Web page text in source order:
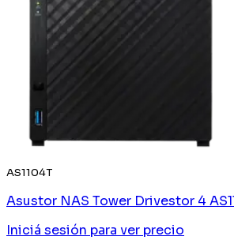
AS1104T
Asustor NAS Tower Drivestor 4
Iniciá sesión para ver precio